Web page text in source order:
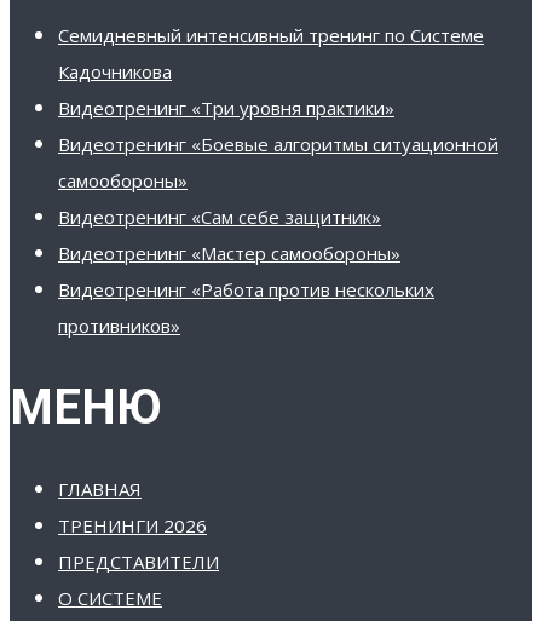
Семидневный интенсивный тренинг по Системе
Кадочникова
Видеотренинг «Три уровня практики»
Видеотренинг «Боевые алгоритмы ситуационной
самообороны»
Видеотренинг «Сам себе защитник»
Видеотренинг «Мастер самообороны»
Видеотренинг «Работа против нескольких
противников»
МЕНЮ
ГЛАВНАЯ
ТРЕНИНГИ 2026
ПРЕДСТАВИТЕЛИ
О СИСТЕМЕ